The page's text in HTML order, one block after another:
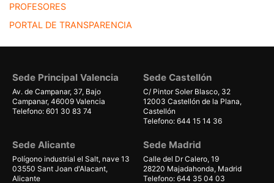
PROFESORES
PORTAL DE TRANSPARENCIA
Sede Principal Valencia
Av. de Campanar, 37, Bajo
Campanar, 46009 Valencia
Telefono: 601 30 83 74
Sede Castellón
C/ Pintor Soler Blasco, 32
12003 Castellón de la Plana,
Castellón
Telefono: 644 15 14 36
Sede Alicante
Polígono industrial el Salt, nave 13
03550 Sant Joan d'Alacant,
Alicante
Sede Madrid
Calle del Dr Calero, 19
28220 Majadahonda, Madrid
Telefono: 644 35 04 03